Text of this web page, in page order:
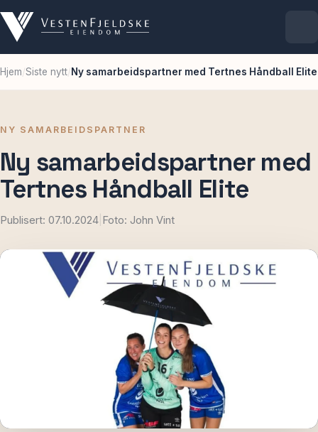
Eiendommer
Ledige lokaler
Aktuelt
Kontakt
Spør oss
Hjem/Siste nytt/Ny samarbeidspartner med Tertnes Håndball Elite
NY SAMARBEIDSPARTNER
Ny samarbeidspartner med
Tertnes Håndball Elite
Publisert: 07.10.2024 Foto: John Vint